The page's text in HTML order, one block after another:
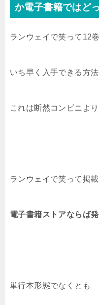
か電子書籍ではど
ランウェイで笑って12巻
いち早く入手できる方法
これは断然コンビニより
ランウェイで笑って掲
電子書籍ストアならば
単行本形態でなくとも